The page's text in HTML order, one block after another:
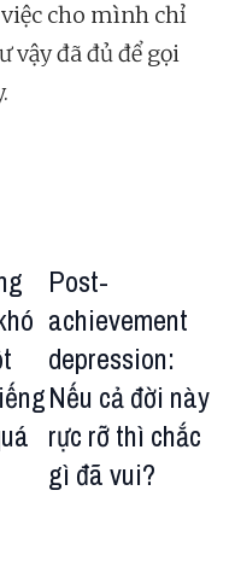
cho mình chỉ
vậy đã đủ để gọi
Post-
achievement
depression:
Nếu cả đời này
rực rỡ thì chắc
gì đã vui?